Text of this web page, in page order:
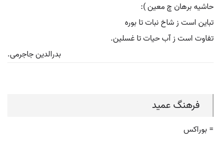
حاشیه برهان چ معین ):
تباین است ز شاخ نبات تا بوره
تفاوت است ز آب حیات تا غسلین.
بدرالدین جاجرمی.
فرهنگ عمید
= بوراکس